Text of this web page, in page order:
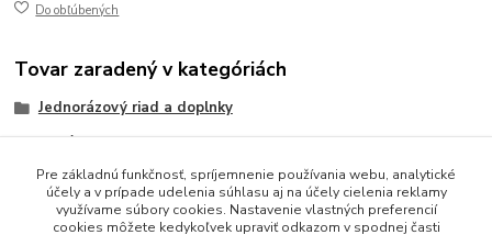
Do obľúbených
Tovar zaradený v kategóriách
Jednorázový riad a doplnky
Poháriky
Plastové poháriky (PP)
Pre základnú funkčnosť, spríjemnenie používania webu, analytické
účely a v prípade udelenia súhlasu aj na účely cielenia reklamy
využívame súbory cookies. Nastavenie vlastných preferencií
cookies môžete kedykoľvek upraviť odkazom v spodnej časti